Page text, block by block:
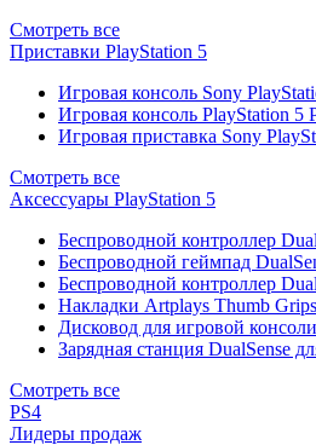
Смотреть все
Приставки PlayStation 5
Игровая консоль Sony
Игровая консоль PlayStation
Игровая приставка Sony
Смотреть все
Аксессуары PlayStation 5
Беспроводной контроллер
Беспроводной геймпад
Беспроводной контроллер
Накладки Artplays Thumb
Дисковод для игровой
Зарядная станция DualSense
Смотреть все
PS4
Лидеры продаж